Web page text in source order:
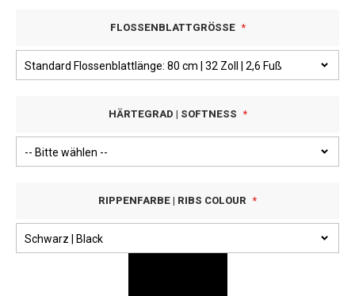
FLOSSENBLATTGRÖSSE
HÄRTEGRAD | SOFTNESS
RIPPENFARBE | RIBS COLOUR